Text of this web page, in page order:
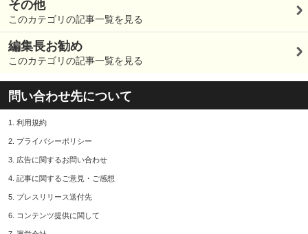
その他
このカテゴリの記事一覧を見る
編集長お勧め
このカテゴリの記事一覧を見る
問い合わせ先について
1. 利用規約
2. プライバシーポリシー
3. 広告に関するお問い合わせ
4. 記事に関するご意見・ご感想
5. プレスリリース送付先
6. コンテンツ提供に関して